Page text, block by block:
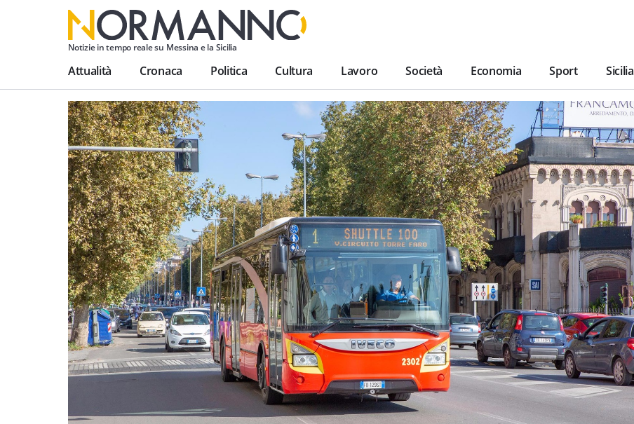
Notizie in tempo reale su Messina e la Sicilia
Attualità Cronaca Politica Cultura Lavoro Società Economia Sport Sicilia